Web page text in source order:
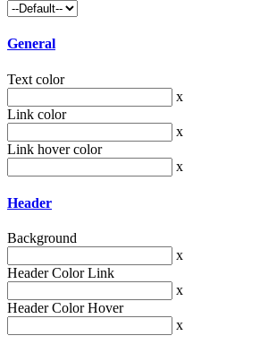
General
Text color
x
Link color
x
Link hover color
x
Header
Background
x
Header Color Link
x
Header Color Hover
x